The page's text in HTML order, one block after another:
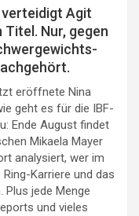
verteidigt Agit
Nur, gegen
eröffnete Nina
geht es für die IBF-
Ende August findet
Mikaela Mayer
analysiert, wer im
Ring-Karriere und das
Plus jede Menge
und vieles